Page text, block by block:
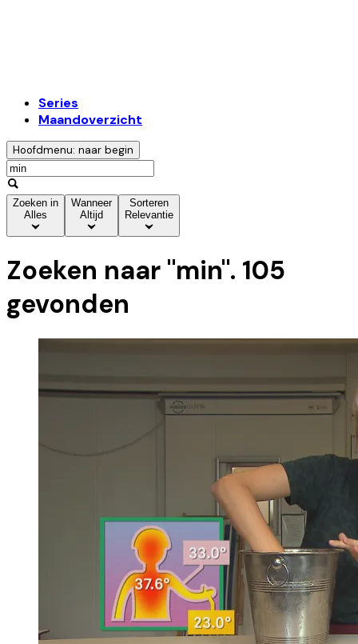
Series
Maandoverzicht
Hoofdmenu: naar begin
Zoeken in
Alles
Wanneer
Altijd
Sorteren
Relevantie
Zoeken naar "min". 105
gevonden